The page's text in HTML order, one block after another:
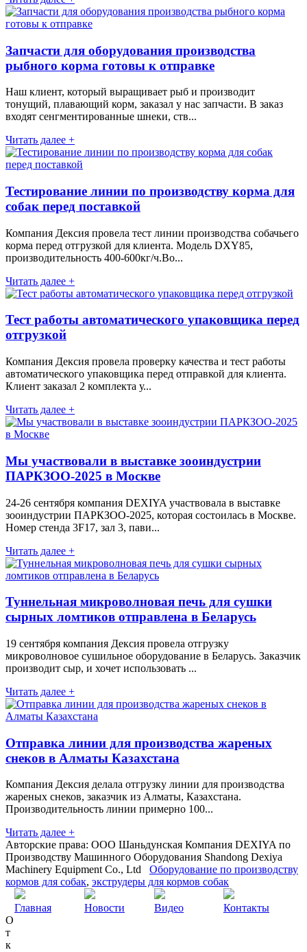
Запчасти для оборудования производства
рыбного корма готовы к отправке
Наш клиент, который выращивает рыб и производит
тонущий, плавающий корм, заказал у нас запчасти. В заказ
входят сенгментированные шнеки, ств...
Читать далее +
Тестирование линии по производству корма для
собак перед поставкой
Компания Дексия провела тест линии производства собачьего
корма перед отгрузкой для клиента. Модель DXY85,
производительность 400-600кг/ч.Во...
Читать далее +
Тест работы автоматического упаковщика перед
отгрузкой
Компания Дексия провела проверку качества и тест работы
автоматического упаковщика перед отправкой для клиента.
Клиент заказал 2 комплекта у...
Читать далее +
Мы участвовали в выставке зооиндустрии
ПАРКЗОО-2025 в Москве
24-26 сентября компания DEXIYA участвовала в выставке
зооиндустрии ПАРКЗОО-2025, которая состоилась в Москве.
Номер стенда 3F17, зал 3, пави...
Читать далее +
Туннельная микроволновая печь для сушки
сырных ломтиков отправлена в Беларусь
19 сентября компания Дексия провела отгрузку
микроволновое сушильное оборудование в Беларусь. Заказчик
производит сыр, и хочет использовать ...
Читать далее +
Отправка линии для производства жареных
снеков в Алматы Казахстана
Компания Дексия делала отгрузку линии для производства
жареных снеков, заказчик из Алматы, Казахстана.
Производительность линии примерно 100...
Читать далее +
Авторские права: ООО Шаньдунская Компания DEXIYA по
Производству Машинного Оборудования Shandong Dexiya
Machinery Equipment Co., Ltd Оборудование по производству
кормов для собак, экструдеры для кормов собак
Главная Новости Видео
Контакты
О
т
к